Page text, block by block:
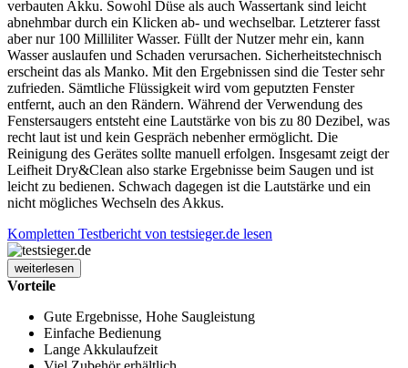
verbauten Akku. Sowohl Düse als auch Wassertank sind leicht
abnehmbar durch ein Klicken ab- und wechselbar. Letzterer fasst
aber nur 100 Milliliter Wasser. Füllt der Nutzer mehr ein, kann
Wasser auslaufen und Schaden verursachen. Sicherheitstechnisch
erscheint das als Manko. Mit den Ergebnissen sind die Tester sehr
zufrieden. Sämtliche Flüssigkeit wird vom geputzten Fenster
entfernt, auch an den Rändern. Während der Verwendung des
Fenstersaugers entsteht eine Lautstärke von bis zu 80 Dezibel, was
recht laut ist und kein Gespräch nebenher ermöglicht. Die
Reinigung des Gerätes sollte manuell erfolgen. Insgesamt zeigt der
Leifheit Dry&Clean also starke Ergebnisse beim Saugen und ist
leicht zu bedienen. Schwach dagegen ist die Lautstärke und ein
nicht mögliches Wechseln des Akkus.
Kompletten Testbericht von testsieger.de lesen
weiterlesen
Vorteile
Gute Ergebnisse, Hohe Saugleistung
Einfache Bedienung
Lange Akkulaufzeit